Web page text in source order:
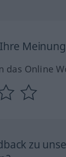
das Online
zu